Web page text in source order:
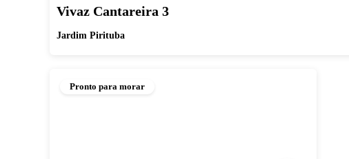
Vivaz Cantareira 3
Jardim Pirituba
Pronto para morar